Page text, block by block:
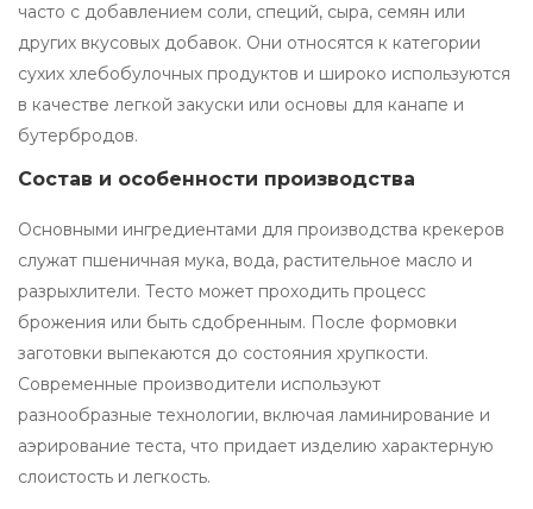
часто с добавлением соли, специй, сыра, семян или
других вкусовых добавок. Они относятся к категории
сухих хлебобулочных продуктов и широко используются
в качестве легкой закуски или основы для канапе и
бутербродов.
Состав и особенности производства
Основными ингредиентами для производства крекеров
служат пшеничная мука, вода, растительное масло и
разрыхлители. Тесто может проходить процесс
брожения или быть сдобренным. После формовки
заготовки выпекаются до состояния хрупкости.
Современные производители используют
разнообразные технологии, включая ламинирование и
аэрирование теста, что придает изделию характерную
слоистость и легкость.